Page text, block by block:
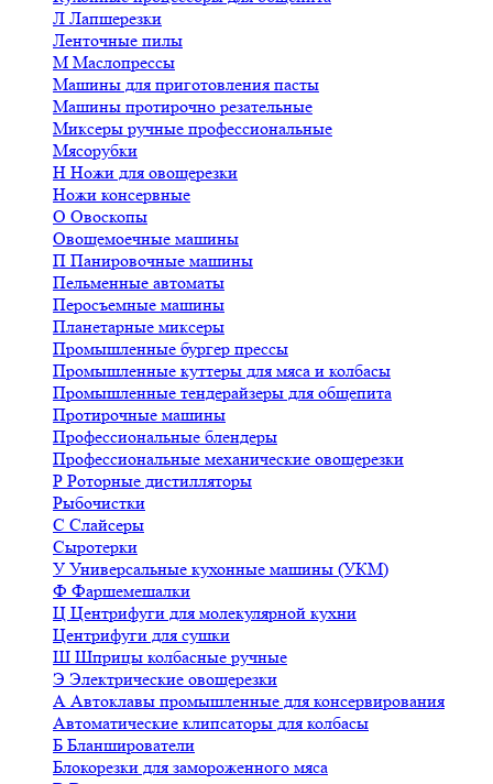
Л Лапшерезки
Ленточные пилы
М Маслопрессы
Машины для приготовления пасты
Машины протирочно резательные
Миксеры ручные профессиональные
Мясорубки
Н Ножи для овощерезки
Ножи консервные
О Овоскопы
Овощемоечные машины
П Панировочные машины
Пельменные автоматы
Перосъемные машины
Планетарные миксеры
Промышленные бургер прессы
Промышленные куттеры для мяса и колбасы
Промышленные тендерайзеры для общепита
Протирочные машины
Профессиональные блендеры
Профессиональные механические овощерезки
Р Роторные дистилляторы
Рыбочистки
С Слайсеры
Сыротерки
У Универсальные кухонные машины (УКМ)
Ф Фаршемешалки
Ц Центрифуги для молекулярной кухни
Центрифуги для сушки
Ш Шприцы колбасные ручные
Э Электрические овощерезки
А Автоклавы промышленные для консервирования
Автоматические клипсаторы для колбасы
Б Бланширователи
Блокорезки для замороженного мяса